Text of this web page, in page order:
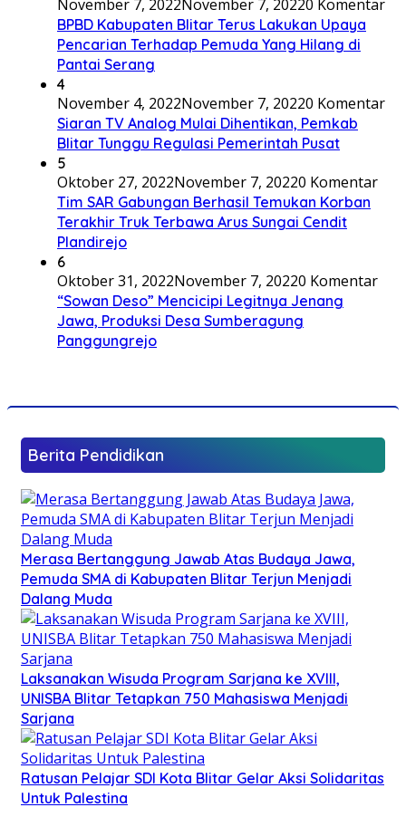
November 7, 2022November 7, 20220 Komentar
BPBD Kabupaten Blitar Terus Lakukan Upaya
Pencarian Terhadap Pemuda Yang Hilang di
Pantai Serang
4
November 4, 2022November 7, 20220 Komentar
Siaran TV Analog Mulai Dihentikan, Pemkab
Blitar Tunggu Regulasi Pemerintah Pusat
5
Oktober 27, 2022November 7, 20220 Komentar
Tim SAR Gabungan Berhasil Temukan Korban
Terakhir Truk Terbawa Arus Sungai Cendit
Plandirejo
6
Oktober 31, 2022November 7, 20220 Komentar
“Sowan Deso” Mencicipi Legitnya Jenang
Jawa, Produksi Desa Sumberagung
Panggungrejo
Berita Pendidikan
Merasa Bertanggung Jawab Atas Budaya Jawa,
Pemuda SMA di Kabupaten Blitar Terjun Menjadi
Dalang Muda
Laksanakan Wisuda Program Sarjana ke XVIII,
UNISBA Blitar Tetapkan 750 Mahasiswa Menjadi
Sarjana
Ratusan Pelajar SDI Kota Blitar Gelar Aksi Solidaritas
Untuk Palestina